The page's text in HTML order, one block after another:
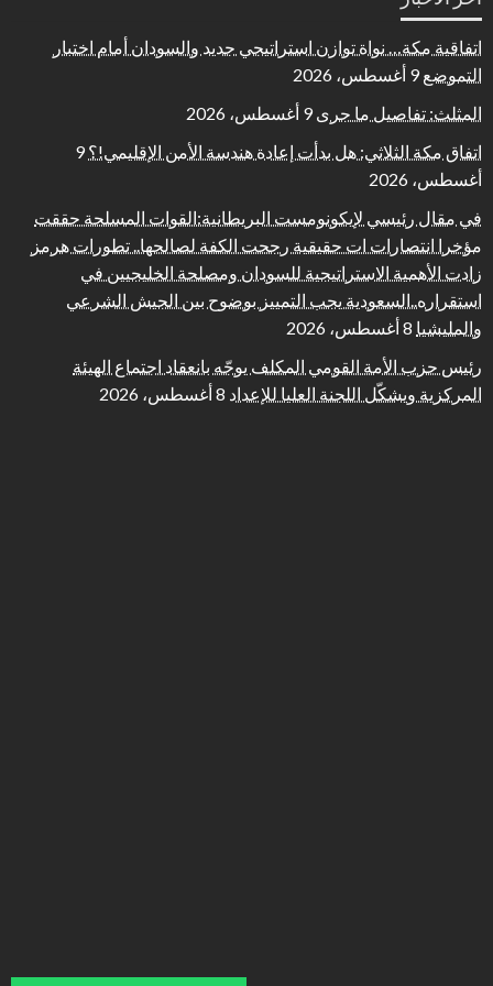
اتفاقية مكة… نواة توازن استراتيجي جديد والسودان أمام اختبار
التموضع 9 أغسطس، 2026
المثلث: تفاصيل ما جرى 9 أغسطس، 2026
اتفاق مكة الثلاثي: هل بدأت إعادة هندسة الأمن الإقليمي!؟ 9
أغسطس، 2026
في مقال رئيسي لإيكونومست البريطانية:القوات المسلحة حققت
مؤخرا انتصارات ات حقيقية رجحت الكفة لصالحها.. تطورات هرمز
زادت الأهمية الاستراتيجية للسودان ومصلحة الخليجيين في
استقراره..السعودية يجب التمييز بوضوح بين الجيش الشرعي
والمليشيا 8 أغسطس، 2026
رئيس حزب الأمة القومي المكلف يوجّه بانعقاد اجتماع الهيئة
المركزية ويشكّل اللجنة العليا للإعداد 8 أغسطس، 2026